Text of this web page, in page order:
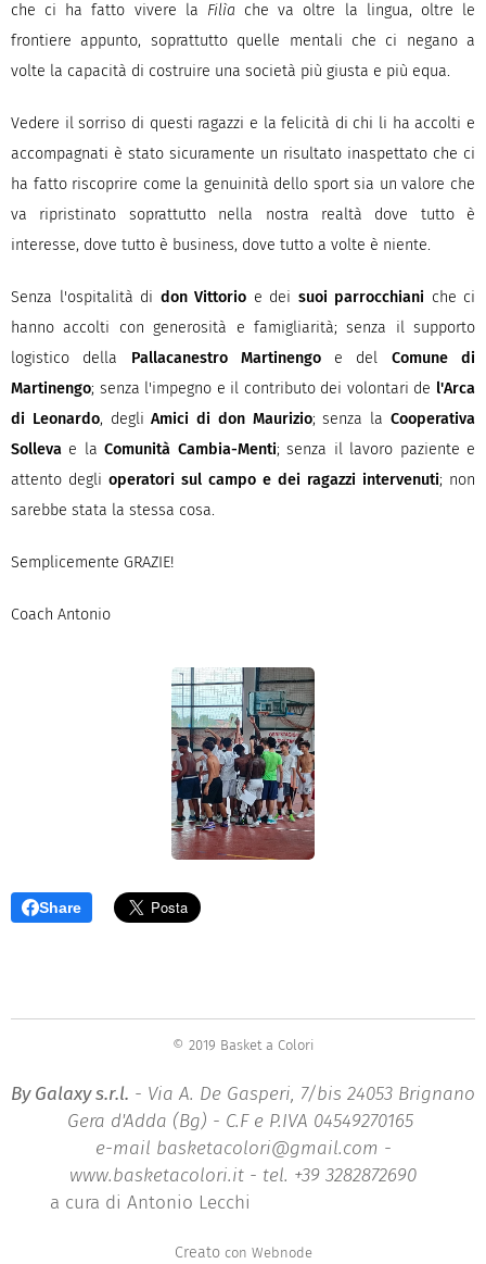
che ci ha fatto vivere la Filìa che va oltre la lingua, oltre le
frontiere appunto, soprattutto quelle mentali che ci negano a
volte la capacità di costruire una società più giusta e più equa.
Vedere il sorriso di questi ragazzi e la felicità di chi li ha accolti e
accompagnati è stato sicuramente un risultato inaspettato che ci
ha fatto riscoprire come la genuinità dello sport sia un valore che
va ripristinato soprattutto nella nostra realtà dove tutto è
interesse, dove tutto è business, dove tutto a volte è niente.
Senza l'ospitalità di don Vittorio e dei suoi parrocchiani che ci
hanno accolti con generosità e famigliarità; senza il supporto
logistico della Pallacanestro Martinengoe del Comune di
Martinengo; senza l'impegno e il contributo dei volontari de l'Arca
di Leonardo, degliAmici di don Maurizio; senza laCooperativa
Solleva e laComunità Cambia-Menti; senza il lavoro paziente e
attento degli operatori sul campo e dei ragazzi intervenuti; non
sarebbe stata la stessa cosa.
Semplicemente GRAZIE!
Coach Antonio
Share
© 2019 Basket a Colori
By Galaxy s.r.l. - Via A. De Gasperi, 7/bis 24053 Brignano
Gera d'Adda (Bg) - C.F e P.IVA 04549270165
e-mail basketacolori@gmail.com -
www.basketacolori.it - tel. +39 3282872690
a cura di Antonio Lecchi
Creatocon Webnode